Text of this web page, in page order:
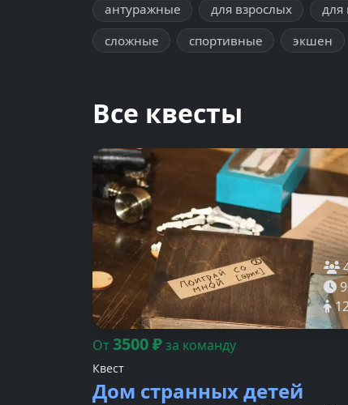
антуражные
для взрослых для
сложные
спортивные экшен
Все квесты
От3500₽за команду
Квест
Дом странных детей